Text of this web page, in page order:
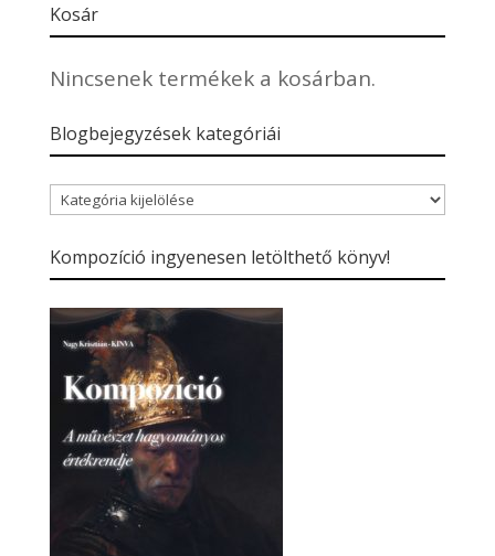
Kosár
Nincsenek termékek a kosárban.
Blogbejegyzések kategóriái
Blogbejegyzések
kategóriái
Kompozíció ingyenesen letölthető könyv!